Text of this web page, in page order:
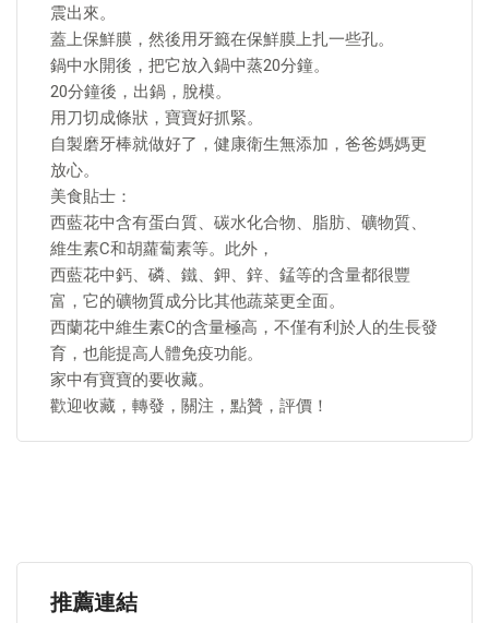
震出來。
蓋上保鮮膜，然後用牙籤在保鮮膜上扎一些孔。
鍋中水開後，把它放入鍋中蒸20分鐘。
20分鐘後，出鍋，脫模。
用刀切成條狀，寶寶好抓緊。
自製磨牙棒就做好了，健康衛生無添加，爸爸媽媽更
放心。
美食貼士：
西藍花中含有蛋白質、碳水化合物、脂肪、礦物質、
維生素C和胡蘿蔔素等。此外，
西藍花中鈣、磷、鐵、鉀、鋅、錳等的含量都很豐
富，它的礦物質成分比其他蔬菜更全面。
西蘭花中維生素C的含量極高，不僅有利於人的生長發
育，也能提高人體免疫功能。
家中有寶寶的要收藏。
歡迎收藏，轉發，關注，點贊，評價！
推薦連結